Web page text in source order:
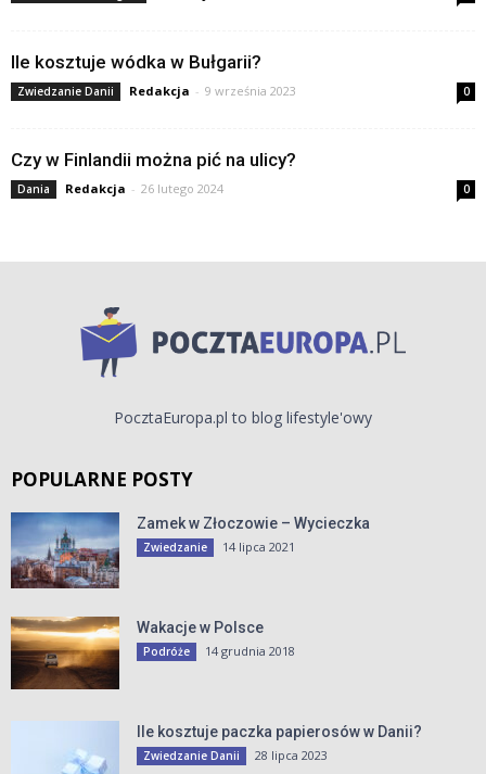
Ile kosztuje wódka w Bułgarii?
Zwiedzanie Danii Redakcja - 9 września 2023 0
Czy w Finlandii można pić na ulicy?
Dania Redakcja - 26 lutego 2024 0
PocztaEuropa.pl to blog lifestyle'owy
POPULARNE POSTY
Zamek w Złoczowie – Wycieczka
Zwiedzanie 14 lipca 2021
Wakacje w Polsce
Podróże 14 grudnia 2018
Ile kosztuje paczka papierosów w Danii?
Zwiedzanie Danii 28 lipca 2023